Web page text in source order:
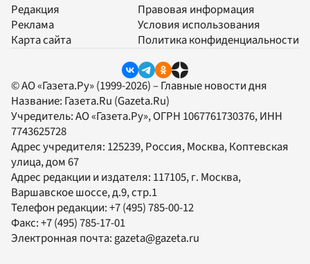
Редакция
Реклама
Карта сайта
Правовая информация
Условия использования
Политика конфиденциальности
© АО «Газета.Ру» (1999-2026) – Главные новости дня
Название: Газета.Ru (Gazeta.Ru)
Учредитель:АО «Газета.Ру», ОГРН 1067761730376, ИНН
7743625728
Адрес учредителя: 125239, Россия, Москва, Коптевская
улица, дом 67
Адрес редакции и издателя: 117105, г. Москва,
Варшавское шоссе, д.9, стр.1
Телефон редакции:+7 (495) 785-00-12
Факс:+7 (495) 785-17-01
Электронная почта: gazeta@gazeta.ru